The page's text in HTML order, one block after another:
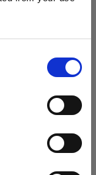
レンズを選択
所にいたのです